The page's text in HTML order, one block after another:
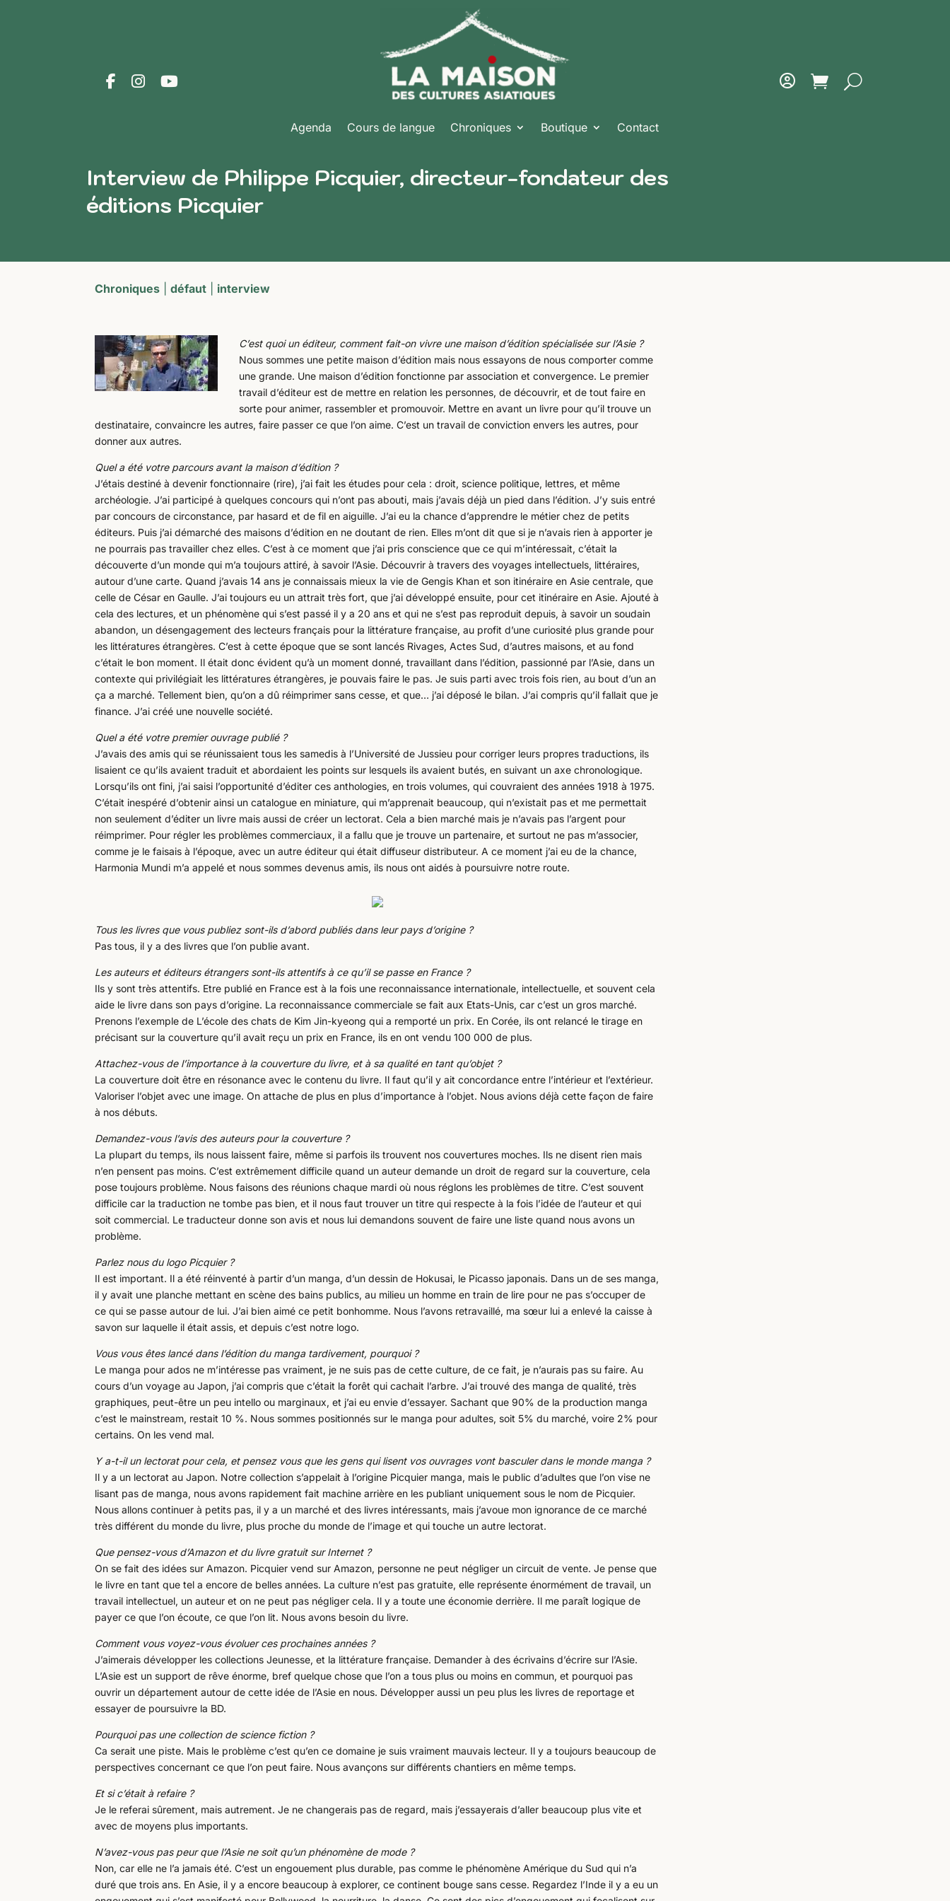
Agenda Cours de langue Chroniques Boutique Contact
Interview de Philippe Picquier, directeur-fondateur des
éditions Picquier
Chroniques |défaut interview
C’est quoi un éditeur, comment fait-on vivre une maison d’édition spécialisée sur l’Asie ?
Nous sommes une petite maison d’édition mais nous essayons de nous comporter comme
une grande. Une maison d’édition fonctionne par association et convergence. Le premier
travail d’éditeur est de mettre en relation les personnes, de découvrir, et de tout faire en
sorte pour animer, rassembler et promouvoir. Mettre en avant un livre pour qu’il trouve un
destinataire, convaincre les autres, faire passer ce que l’on aime. C’est un travail de conviction envers les autres, pour
donner aux autres.
Quel a été votre parcours avant la maison d’édition ?
J’étais destiné à devenir fonctionnaire (rire), j’ai fait les études pour cela : droit, science politique, lettres, et même
archéologie. J’ai participé à quelques concours qui n’ont pas abouti, mais j’avais déjà un pied dans l’édition. J’y suis entré
par concours de circonstance, par hasard et de fil en aiguille. J’ai eu la chance d’apprendre le métier chez de petits
éditeurs. Puis j’ai démarché des maisons d’édition en ne doutant de rien. Elles m’ont dit que si je n’avais rien à apporter je
ne pourrais pas travailler chez elles. C’est à ce moment que j’ai pris conscience que ce qui m’intéressait, c’était la
découverte d’un monde qui m’a toujours attiré, à savoir l’Asie. Découvrir à travers des voyages intellectuels, littéraires,
autour d’une carte. Quand j’avais 14 ans je connaissais mieux la vie de Gengis Khan et son itinéraire en Asie centrale, que
celle de César en Gaulle. J’ai toujours eu un attrait très fort, que j’ai développé ensuite, pour cet itinéraire en Asie. Ajouté à
cela des lectures, et un phénomène qui s’est passé il y a 20 ans et qui ne s’est pas reproduit depuis, à savoir un soudain
abandon, un désengagement des lecteurs français pour la littérature française, au profit d’une curiosité plus grande pour
les littératures étrangères. C’est à cette époque que se sont lancés Rivages, Actes Sud, d’autres maisons, et au fond
c’était le bon moment. Il était donc évident qu’à un moment donné, travaillant dans l’édition, passionné par l’Asie, dans un
contexte qui privilégiait les littératures étrangères, je pouvais faire le pas. Je suis parti avec trois fois rien, au bout d’un an
ça a marché. Tellement bien, qu’on a dû réimprimer sans cesse, et que… j’ai déposé le bilan. J’ai compris qu’il fallait que je
finance. J’ai créé une nouvelle société.
Quel a été votre premier ouvrage publié ?
J’avais des amis qui se réunissaient tous les samedis à l’Université de Jussieu pour corriger leurs propres traductions, ils
lisaient ce qu’ils avaient traduit et abordaient les points sur lesquels ils avaient butés, en suivant un axe chronologique.
Lorsqu’ils ont fini, j’ai saisi l’opportunité d’éditer ces anthologies, en trois volumes, qui couvraient des années 1918 à 1975.
C’était inespéré d’obtenir ainsi un catalogue en miniature, qui m’apprenait beaucoup, qui n’existait pas et me permettait
non seulement d’éditer un livre mais aussi de créer un lectorat. Cela a bien marché mais je n’avais pas l’argent pour
réimprimer. Pour régler les problèmes commerciaux, il a fallu que je trouve un partenaire, et surtout ne pas m’associer,
comme je le faisais à l’époque, avec un autre éditeur qui était diffuseur distributeur. A ce moment j’ai eu de la chance,
Harmonia Mundi m’a appelé et nous sommes devenus amis, ils nous ont aidés à poursuivre notre route.
Tous les livres que vous publiez sont-ils d’abord publiés dans leur pays d’origine ?
Pas tous, il y a des livres que l’on publie avant.
Les auteurs et éditeurs étrangers sont-ils attentifs à ce qu’il se passe en France ?
Ils y sont très attentifs. Etre publié en France est à la fois une reconnaissance internationale, intellectuelle, et souvent cela
aide le livre dans son pays d’origine. La reconnaissance commerciale se fait aux Etats-Unis, car c’est un gros marché.
Prenons l’exemple de L’école des chats de Kim Jin-kyeong qui a remporté un prix. En Corée, ils ont relancé le tirage en
précisant sur la couverture qu’il avait reçu un prix en France, ils en ont vendu 100 000 de plus.
Attachez-vous de l’importance à la couverture du livre, et à sa qualité en tant qu’objet ?
La couverture doit être en résonance avec le contenu du livre. Il faut qu’il y ait concordance entre l’intérieur et l’extérieur.
Valoriser l’objet avec une image. On attache de plus en plus d’importance à l’objet. Nous avions déjà cette façon de faire
à nos débuts.
Demandez-vous l’avis des auteurs pour la couverture ?
La plupart du temps, ils nous laissent faire, même si parfois ils trouvent nos couvertures moches. Ils ne disent rien mais
n’en pensent pas moins. C’est extrêmement difficile quand un auteur demande un droit de regard sur la couverture, cela
pose toujours problème. Nous faisons des réunions chaque mardi où nous réglons les problèmes de titre. C’est souvent
difficile car la traduction ne tombe pas bien, et il nous faut trouver un titre qui respecte à la fois l’idée de l’auteur et qui
soit commercial. Le traducteur donne son avis et nous lui demandons souvent de faire une liste quand nous avons un
problème.
Parlez nous du logo Picquier ?
Il est important. Il a été réinventé à partir d’un manga, d’un dessin de Hokusai, le Picasso japonais. Dans un de ses manga,
il y avait une planche mettant en scène des bains publics, au milieu un homme en train de lire pour ne pas s’occuper de
ce qui se passe autour de lui. J’ai bien aimé ce petit bonhomme. Nous l’avons retravaillé, ma sœur lui a enlevé la caisse à
savon sur laquelle il était assis, et depuis c’est notre logo.
Vous vous êtes lancé dans l’édition du manga tardivement, pourquoi ?
Le manga pour ados ne m’intéresse pas vraiment, je ne suis pas de cette culture, de ce fait, je n’aurais pas su faire. Au
cours d’un voyage au Japon, j’ai compris que c’était la forêt qui cachait l’arbre. J’ai trouvé des manga de qualité, très
graphiques, peut-être un peu intello ou marginaux, et j’ai eu envie d’essayer. Sachant que 90% de la production manga
c’est le mainstream, restait 10 %. Nous sommes positionnés sur le manga pour adultes, soit 5% du marché, voire 2% pour
certains. On les vend mal.
Y a-t-il un lectorat pour cela, et pensez vous que les gens qui lisent vos ouvrages vont basculer dans le monde manga ?
Il y a un lectorat au Japon. Notre collection s’appelait à l’origine Picquier manga, mais le public d’adultes que l’on vise ne
lisant pas de manga, nous avons rapidement fait machine arrière en les publiant uniquement sous le nom de Picquier.
Nous allons continuer à petits pas, il y a un marché et des livres intéressants, mais j’avoue mon ignorance de ce marché
très différent du monde du livre, plus proche du monde de l’image et qui touche un autre lectorat.
Que pensez-vous d’Amazon et du livre gratuit sur Internet ?
On se fait des idées sur Amazon. Picquier vend sur Amazon, personne ne peut négliger un circuit de vente. Je pense que
le livre en tant que tel a encore de belles années. La culture n’est pas gratuite, elle représente énormément de travail, un
travail intellectuel, un auteur et on ne peut pas négliger cela. Il y a toute une économie derrière. Il me paraît logique de
payer ce que l’on écoute, ce que l’on lit. Nous avons besoin du livre.
Comment vous voyez-vous évoluer ces prochaines années ?
J’aimerais développer les collections Jeunesse, et la littérature française. Demander à des écrivains d’écrire sur l’Asie.
L’Asie est un support de rêve énorme, bref quelque chose que l’on a tous plus ou moins en commun, et pourquoi pas
ouvrir un département autour de cette idée de l’Asie en nous. Développer aussi un peu plus les livres de reportage et
essayer de poursuivre la BD.
Pourquoi pas une collection de science fiction ?
Ca serait une piste. Mais le problème c’est qu’en ce domaine je suis vraiment mauvais lecteur. Il y a toujours beaucoup de
perspectives concernant ce que l’on peut faire. Nous avançons sur différents chantiers en même temps.
Et si c’était à refaire ?
Je le referai sûrement, mais autrement. Je ne changerais pas de regard, mais j’essayerais d’aller beaucoup plus vite et
avec de moyens plus importants.
N’avez-vous pas peur que l’Asie ne soit qu’un phénomène de mode ?
Non, car elle ne l’a jamais été. C’est un engouement plus durable, pas comme le phénomène Amérique du Sud qui n’a
duré que trois ans. En Asie, il y a encore beaucoup à explorer, ce continent bouge sans cesse. Regardez l’Inde il y a eu un